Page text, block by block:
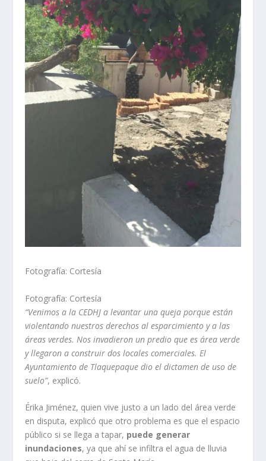
Fotografía: Cortesía
Fotografía: Cortesía
“Venimos a la CEDHJ a levantar una queja porque están
violentando nuestros derechos al esparcimiento y a las
áreas verdes. Nos invadieron un predio que es área verde
y llegaron a construir dos locales comerciales. El
Ayuntamiento de Tlaquepaque dio el dictamen de uso de
suelo”, explicó.
Érika Jiménez, quien vive justo a un lado del área verde
en disputa, explicó que otro problema es que el espacio
público si se llega a tapar, puede generar
inundaciones, ya que ahí se infiltra el agua de lluvia